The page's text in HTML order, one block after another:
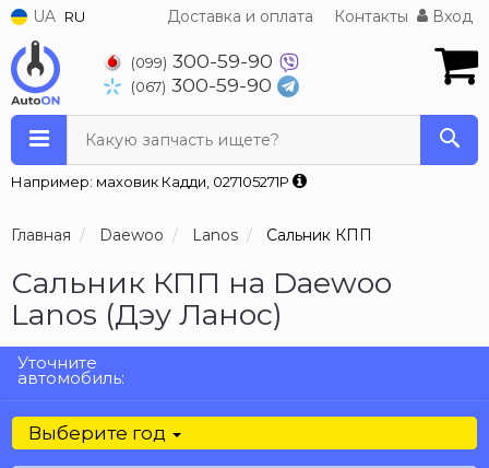
UA RU Доставка и оплата Контакты Вход
(099) 300-59-90
(067) 300-59-90
Какую запчасть ищете?
Например: маховик Кадди, 027105271P
Главная Daewoo Lanos Сальник КПП
Сальник КПП на Daewoo
Lanos (Дэу Ланос)
Уточните
автомобиль:
Выберите год